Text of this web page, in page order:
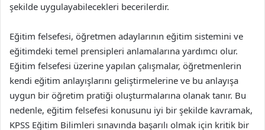
şekilde uygulayabilecekleri becerilerdir.
Eğitim felsefesi, öğretmen adaylarının eğitim sistemini ve
eğitimdeki temel prensipleri anlamalarına yardımcı olur.
Eğitim felsefesi üzerine yapılan çalışmalar, öğretmenlerin
kendi eğitim anlayışlarını geliştirmelerine ve bu anlayışa
uygun bir öğretim pratiği oluşturmalarına olanak tanır. Bu
nedenle, eğitim felsefesi konusunu iyi bir şekilde kavramak,
KPSS Eğitim Bilimleri sınavında başarılı olmak için kritik bir